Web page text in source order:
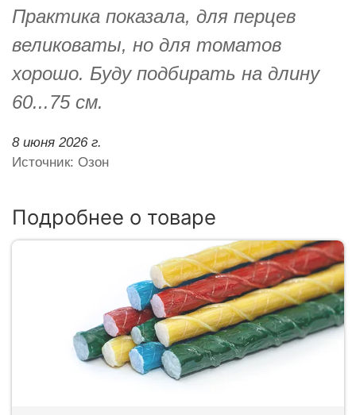
Практика показала, для перцев
великоваты, но для томатов
хорошо. Буду подбирать на длину
60...75 см.
8 июня 2026 г.
Источник: Озон
Подробнее о товаре